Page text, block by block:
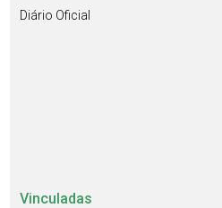
Diário Oficial
Vinculadas